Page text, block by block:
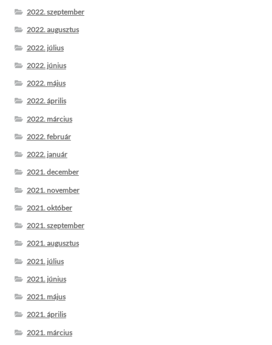
2022. szeptember
2022. augusztus
2022. július
2022. június
2022. május
2022. április
2022. március
2022. február
2022. január
2021. december
2021. november
2021. október
2021. szeptember
2021. augusztus
2021. július
2021. június
2021. május
2021. április
2021. március